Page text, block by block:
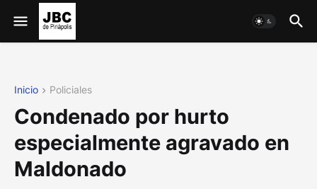
Inicio Policiales
Condenado por hurto
especialmente agravado en
Maldonado